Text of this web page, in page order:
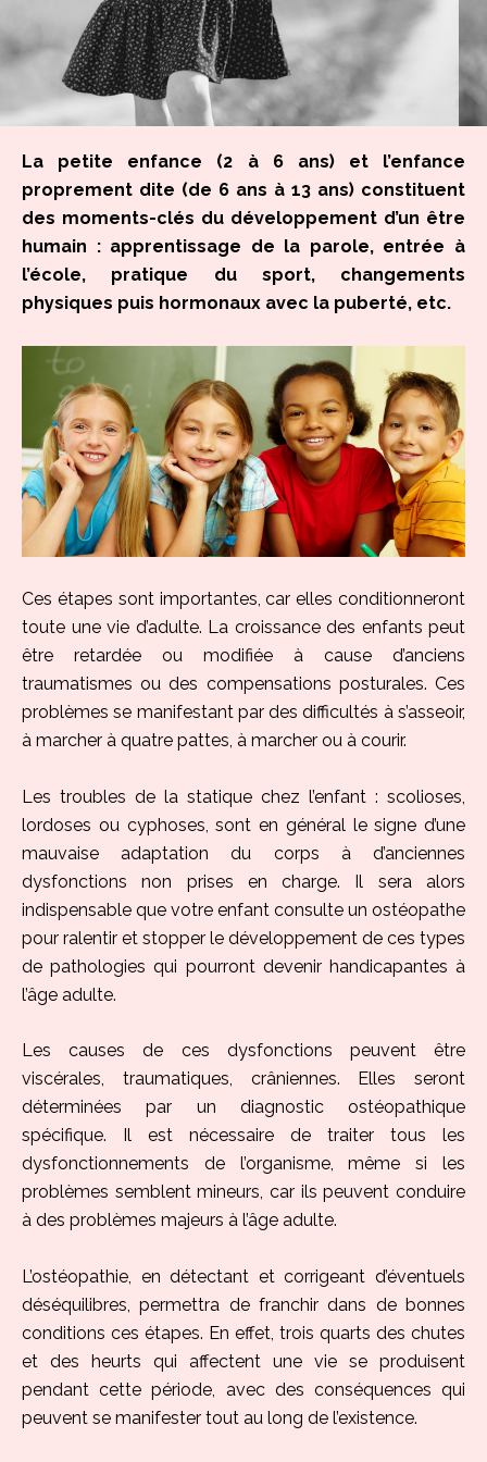
La petite enfance (2 à 6 ans) et l’enfance
proprement dite (de 6 ans à 13 ans) constituent
des moments-clés du développement d’un être
humain : apprentissage de la parole, entrée à
l’école, pratique du sport, changements
physiques puis hormonaux avec la puberté, etc.
Ces étapes sont importantes, car elles conditionneront
toute une vie d’adulte. La croissance des enfants peut
être retardée ou modifiée à cause d’anciens
traumatismes ou des compensations posturales. Ces
problèmes se manifestant par des difficultés à s’asseoir,
à marcher à quatre pattes, à marcher ou à courir.
Les troubles de la statique chez l’enfant : scolioses,
lordoses ou cyphoses, sont en général le signe d’une
mauvaise adaptation du corps à d’anciennes
dysfonctions non prises en charge. Il sera alors
indispensable que votre enfant consulte un ostéopathe
pour ralentir et stopper le développement de ces types
de pathologies qui pourront devenir handicapantes à
l’âge adulte.
Les causes de ces dysfonctions peuvent être
viscérales, traumatiques, crâniennes. Elles seront
déterminées par un diagnostic ostéopathique
spécifique. Il est nécessaire de traiter tous les
dysfonctionnements de l’organisme, même si les
problèmes semblent mineurs, car ils peuvent conduire
à des problèmes majeurs à l’âge adulte.
L’ostéopathie, en détectant et corrigeant d’éventuels
déséquilibres, permettra de franchir dans de bonnes
conditions ces étapes. En effet, trois quarts des chutes
et des heurts qui affectent une vie se produisent
pendant cette période, avec des conséquences qui
peuvent se manifester tout au long de l’existence.